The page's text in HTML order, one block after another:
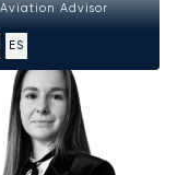
Advisor
ES